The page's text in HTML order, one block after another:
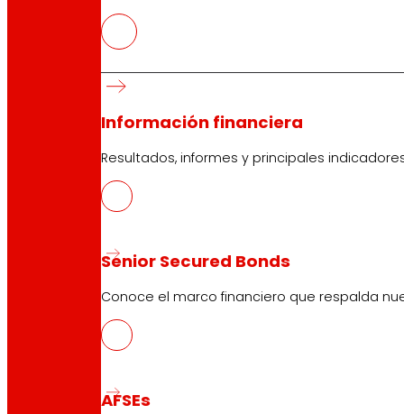
Información financiera
Resultados, informes y principales
Senior Secured Bonds
Conoce el marco financiero que respalda
AFSEs